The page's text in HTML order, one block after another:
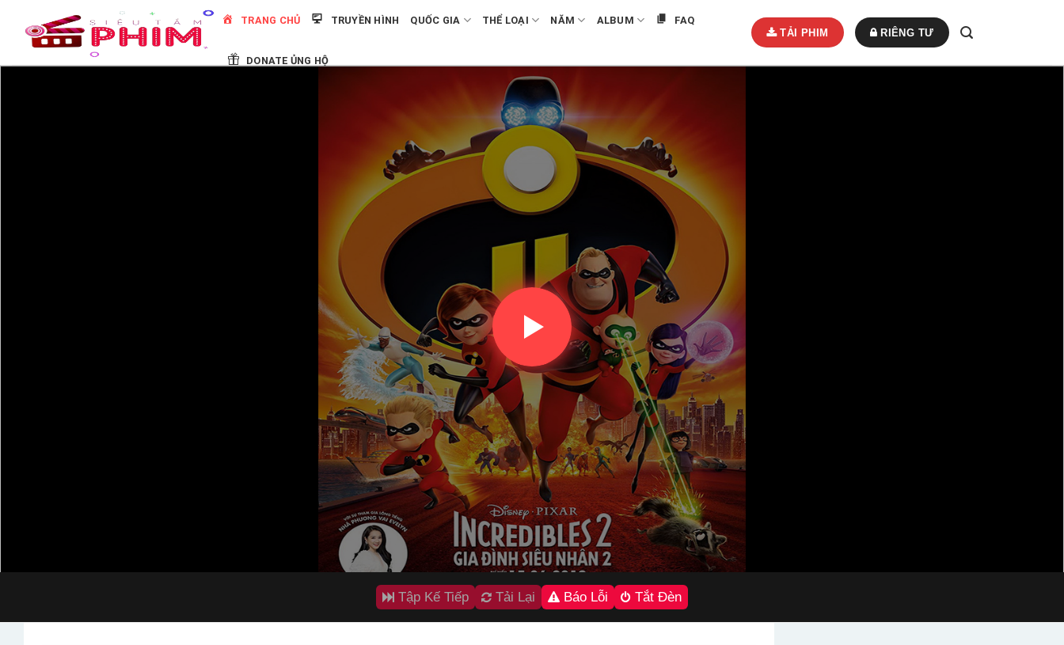
TRANG CHỦ TRUYỀN HÌNH QUỐC GIA THỂ LOẠI NĂM ALBUM FAQ
DONATE ỦNG HỘ
Tập Kế Tiếp Tải Lại Báo Lỗi Tắt Đèn